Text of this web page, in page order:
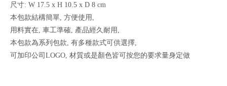
尺寸: W 17.5 x H 10.5 x D 8 cm
本包款結構簡單, 方便使用,
用料實在, 車工準確, 產品經久耐用,
本包款為系列包款, 有多種款式可供選擇,
可加印公司LOGO, 材質或是顏色皆可按您的要求量身定做